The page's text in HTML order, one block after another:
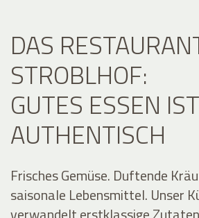
DAS
STROBLHOF:
GUTES ESSEN IST
AUTHENTISCH
Frisches Gemüse. Duftende
saisonale Lebensmittel. Unser